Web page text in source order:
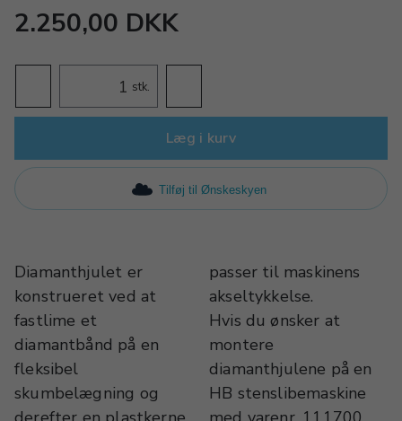
2.250,00 DKK
stk.
Læg i kurv
Tilføj til Ønskeskyen
Diamanthjulet er
konstrueret ved at
fastlime et
diamantbånd på en
fleksibel
skumbelægning og
passer til maskinens
akseltykkelse.
Hvis du ønsker at
montere
diamanthjulene på en
HB stenslibemaskine